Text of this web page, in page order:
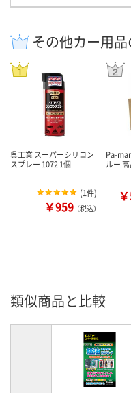
その他カー用
呉工業 スーパーシリコン
スプレー 1072 1個
(1件)
￥959 （税込）
Pa-
ルー
類似商品と比較